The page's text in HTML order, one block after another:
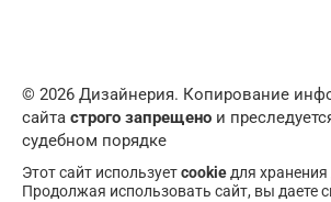
© 2026 Дизайнерия. Копирование
сайта строго запрещено и
судебном порядке
Этот сайт используетcookie для
Продолжая использовать сайт, вы даете